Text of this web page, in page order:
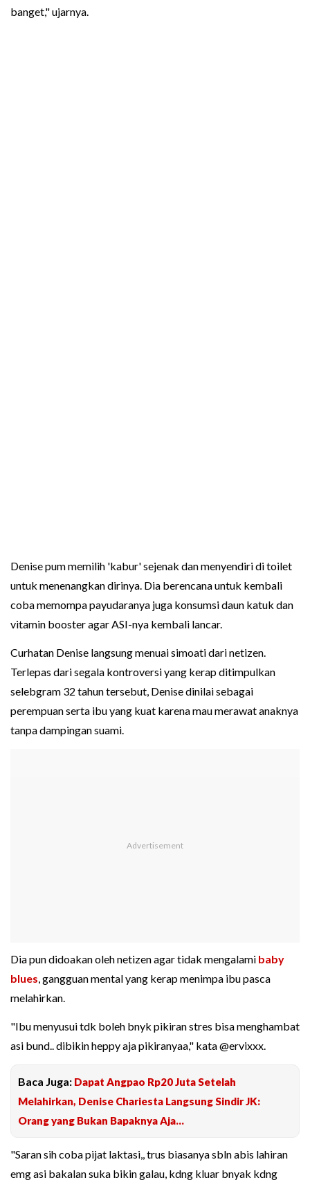
banget," ujarnya.
Denise pum memilih 'kabur' sejenak dan menyendiri di toilet
untuk menenangkan dirinya. Dia berencana untuk kembali
coba memompa payudaranya juga konsumsi daun katuk dan
vitamin booster agar ASI-nya kembali lancar.
Curhatan Denise langsung menuai simoati dari netizen.
Terlepas dari segala kontroversi yang kerap ditimpulkan
selebgram 32 tahun tersebut, Denise dinilai sebagai
perempuan serta ibu yang kuat karena mau merawat anaknya
tanpa dampingan suami.
Dia pun didoakan oleh netizen agar tidak mengalami baby
blues, gangguan mental yang kerap menimpa ibu pasca
melahirkan.
"Ibu menyusui tdk boleh bnyk pikiran stres bisa menghambat
asi bund.. dibikin heppy aja pikiranyaa," kata @ervixxx.
Baca Juga: Dapat Angpao Rp20 Juta Setelah
Melahirkan, Denise Chariesta Langsung Sindir JK:
Orang yang Bukan Bapaknya Aja...
"Saran sih coba pijat laktasi,, trus biasanya sbln abis lahiran
emg asi bakalan suka bikin galau, kdng kluar bnyak kdng